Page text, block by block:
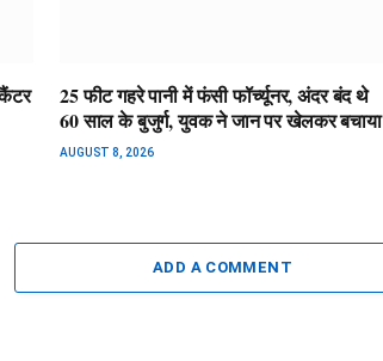
25 फीट गहरे पानी में फंसी फॉर्च्यूनर, अंदर बंद थे
60 साल के बुजुर्ग, युवक ने जान पर खेलकर बचाया
AUGUST 8, 2026
ADD A COMMENT